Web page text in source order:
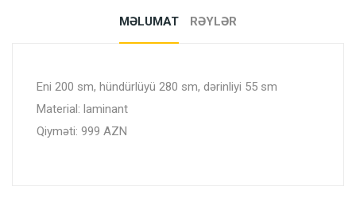
MƏLUMAT RƏYLƏR
Eni 200 sm, hündürlüyü 280 sm, dərinliyi 55 sm
Material: laminant
Qiyməti: 999 AZN